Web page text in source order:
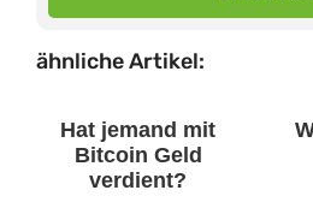
ähnliche Artikel:
Hat jemand mit
Bitcoin Geld
verdient?